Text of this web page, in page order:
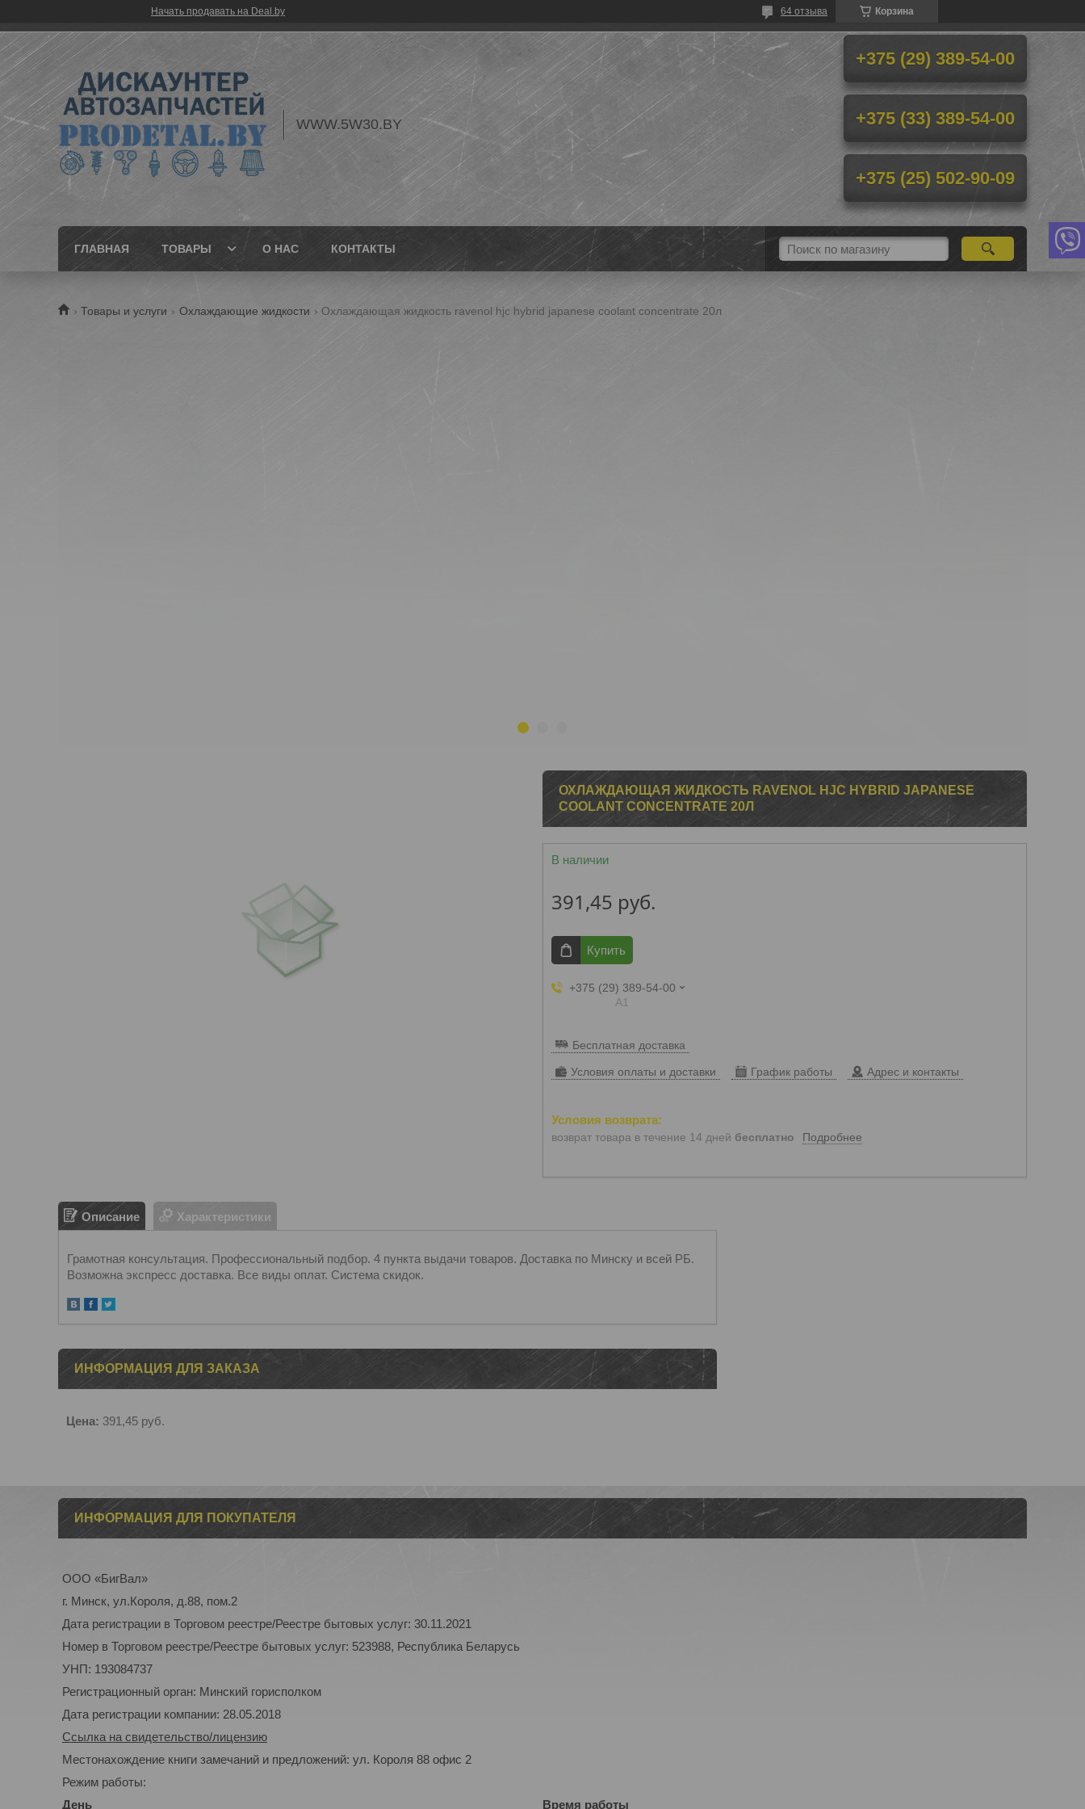
Начать продавать на Deal.by Корзина
64 отзыва
WWW.5W30.BY
+375 (29) 389-54-00
+375 (33) 389-54-00
+375 (25) 502-90-09
ГЛАВНАЯ ТОВАРЫ О НАС КОНТАКТЫ
Товары и услуги Охлаждающие жидкости Охлаждающая жидкость ravenol hjc hybrid japanese coolant concentrate 20л
ОХЛАЖДАЮЩАЯ ЖИДКОСТЬ RAVENOL HJC HYBRID JAPANESE
COOLANT CONCENTRATE 20Л
В наличии
391,45 руб.
Купить
+375 (29) 389-54-00
А1
Бесплатная доставка
Условия оплаты и доставки График работы Адрес и контакты
возврат товара в течение 14 дней бесплатно Подробнее
Описание Характеристики
Грамотная консультация. Профессиональный подбор. 4 пункта выдачи товаров. Доставка по Минску и всей РБ.
Возможна экспресс доставка. Все виды оплат. Система скидок.
ИНФОРМАЦИЯ ДЛЯ ЗАКАЗА
Цена: 391,45 руб.
ИНФОРМАЦИЯ ДЛЯ ПОКУПАТЕЛЯ
ООО «БигВал»
г. Минск, ул.Короля, д.88, пом.2
Дата регистрации в Торговом реестре/Реестре бытовых услуг: 30.11.2021
Номер в Торговом реестре/Реестре бытовых услуг: 523988, Республика Беларусь
УНП: 193084737
Регистрационный орган: Минский горисполком
Дата регистрации компании: 28.05.2018
Ссылка на свидетельство/лицензию
Местонахождение книги замечаний и предложений: ул. Короля 88 офис 2
Режим работы:
День
Время работы